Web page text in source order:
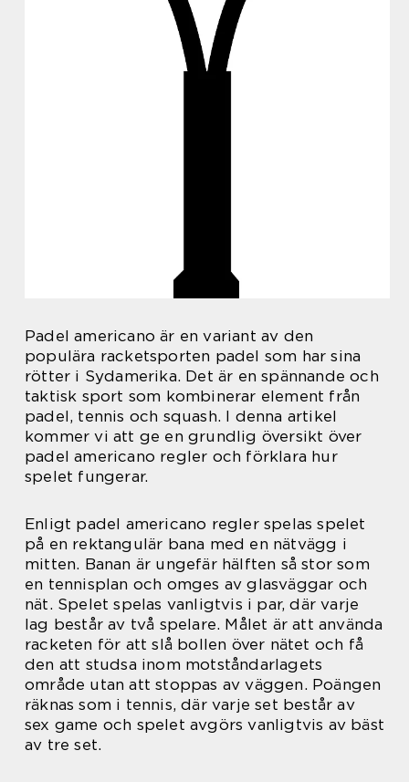
Padel americano är en variant av den
populära racketsporten padel som har sina
rötter i Sydamerika. Det är en spännande och
taktisk sport som kombinerar element från
padel, tennis och squash. I denna artikel
kommer vi att ge en grundlig översikt över
padel americano regler och förklara hur
spelet fungerar.
Enligt padel americano regler spelas spelet
på en rektangulär bana med en nätvägg i
mitten. Banan är ungefär hälften så stor som
en tennisplan och omges av glasväggar och
nät. Spelet spelas vanligtvis i par, där varje
lag består av två spelare. Målet är att använda
racketen för att slå bollen över nätet och få
den att studsa inom motståndarlagets
område utan att stoppas av väggen. Poängen
räknas som i tennis, där varje set består av
sex game och spelet avgörs vanligtvis av bäst
av tre set.